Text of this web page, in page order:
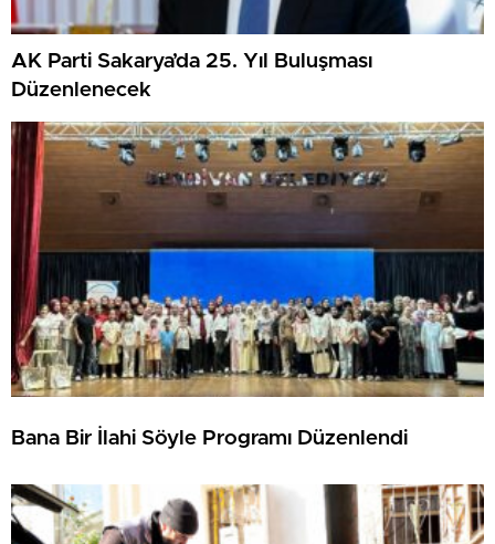
AK Parti Sakarya’da 25. Yıl Buluşması
Düzenlenecek
Bana Bir İlahi Söyle Programı Düzenlendi